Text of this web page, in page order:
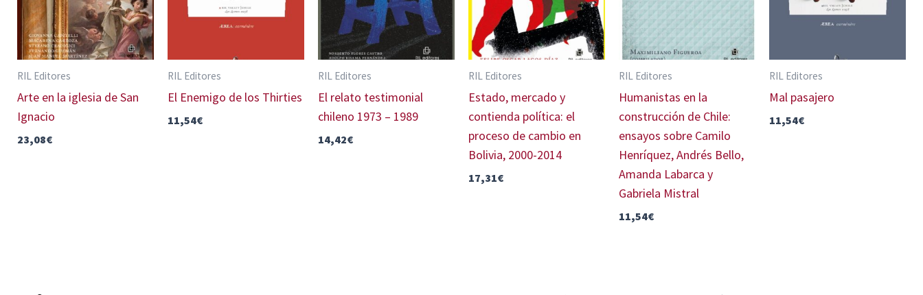
RIL Editores
Arte en la iglesia de San
Ignacio
23,08€
RIL Editores
El Enemigo de los Thirties
11,54€
RIL Editores
El relato testimonial
chileno 1973 – 1989
14,42€
RIL Editores
Estado, mercado y
contienda política: el
proceso de cambio en
Bolivia, 2000-2014
17,31€
RIL Editores
Humanistas en la
construcción de Chile:
ensayos sobre Camilo
Henríquez, Andrés Bello,
Amanda Labarca y
Gabriela Mistral
11,54€
RIL Editores
Mal pasajero
11,54€